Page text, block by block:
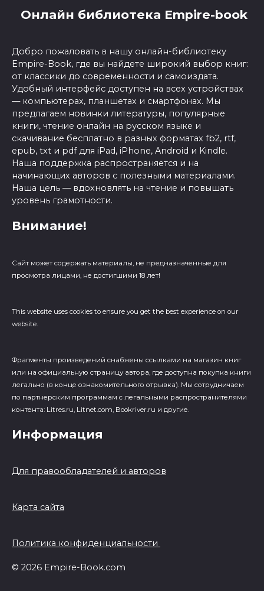
Онлайн библиотека Empire-book
Добро пожаловать в нашу онлайн-библиотеку
Empire-Book, где вы найдете широкий выбор книг:
от классики до современности и самоиздата.
Удобный интерфейс доступен на всех устройствах
— компьютерах, планшетах и смартфонах. Мы
предлагаем новинки литературы, популярные
книги, чтение онлайн на русском языке и
скачивание бесплатно в разных форматах fb2, rtf,
epub, txt и pdf для iPad, iPhone, Android и Kindle.
Наша поддержка распространяется и на
начинающих авторов с полезными материалами.
Наша цель — вдохновлять на чтение и повышать
уровень грамотности.
Внимание!
Сайт может содержать материалы, не предназначенные для
просмотра лицами, не достигшими 18 лет!
This website uses cookies to ensure you get the best experience on our
website.
Фрагменты произведений cнабжены ссылками на магазин книг
или на официальную страницу автора, где доступна покупка книги
легально (в конце ознакомительного отрывка). Мы сотрудничаем
по партнерским программам с легальными распространителями
контента: Litres.ru, Litnet.com, Bookriver.ru и другие.
Информация
Для правообладателей и авторов
Карта сайта
Политика конфиденциальности
© 2026 Empire-Book.com